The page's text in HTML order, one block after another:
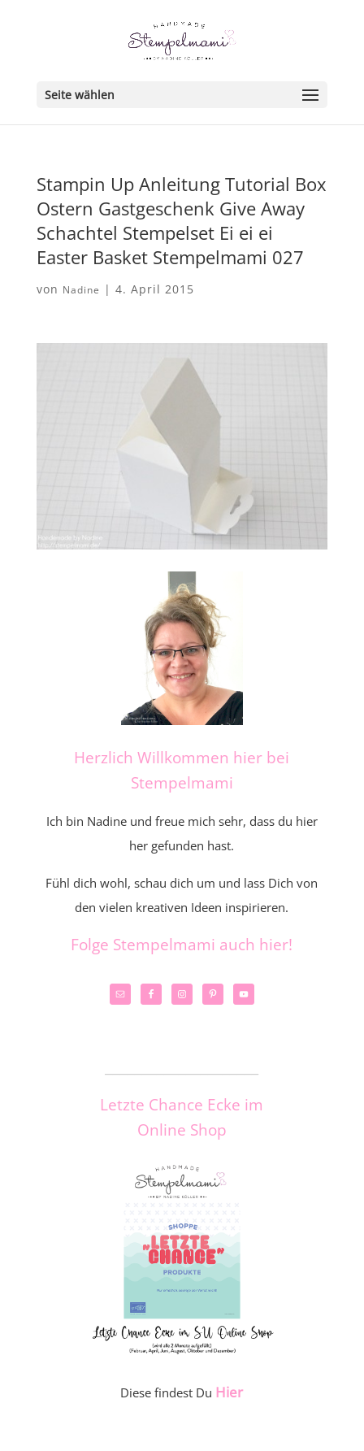
Seite wählen
Stampin Up Anleitung Tutorial Box
Ostern Gastgeschenk Give Away
Schachtel Stempelset Ei ei ei
Easter Basket Stempelmami 027
von Nadine | 4. April 2015
Herzlich Willkommen hier bei
Stempelmami
Ich bin Nadine und freue mich sehr, dass du hier
her gefunden hast.
Fühl dich wohl, schau dich um und lass Dich von
den vielen kreativen Ideen inspirieren.
Folge Stempelmami auch hier!
Letzte Chance Ecke im
Online Shop
Diese findest Du Hier